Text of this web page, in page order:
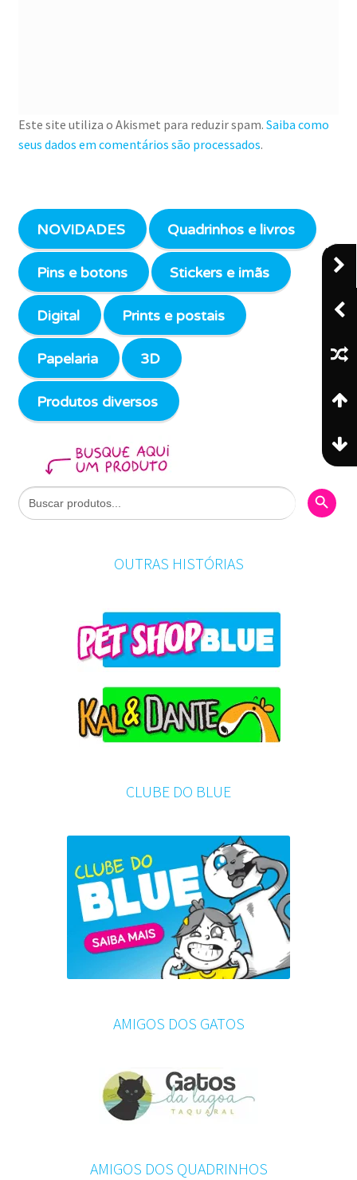
Este site utiliza o Akismet para reduzir spam. Saiba como
seus dados em comentários são processados.
NOVIDADES Quadrinhos e livros
Pins e botons Stickers e imãs
Digital Prints e postais
Papelaria 3D
Produtos diversos
Search
for:
Search
OUTRAS HISTÓRIAS
CLUBE DO BLUE
AMIGOS DOS GATOS
AMIGOS DOS QUADRINHOS